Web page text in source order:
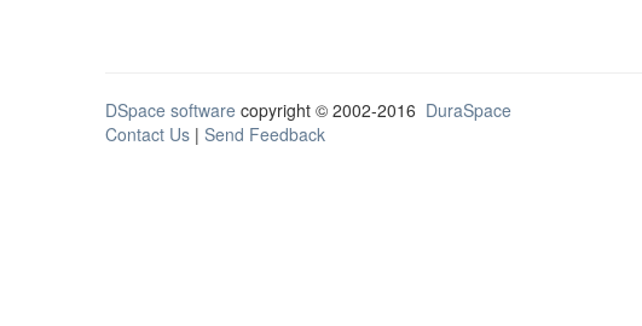
DSpace software copyright © 2002-2016 DuraSpace
Contact Us | Send Feedback